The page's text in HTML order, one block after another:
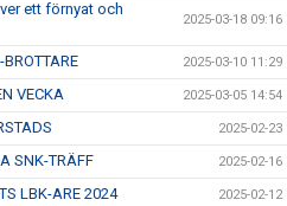
ett förnyat och
2025-03-18 09:16
2025-03-10 11:29
VECKA 2025-03-05 14:54
2025-02-23
SNK-TRÄFF 2025-02-16
LBK-ARE 2024 2025-02-12